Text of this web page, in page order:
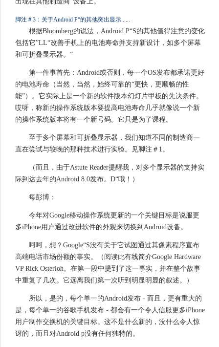
脚注＃3：关于Android P“的其他突出显示......
根据Bloomberg的说法，Android P“S的其他值得注意的变化
包括它”LL“改善手机上的电池寿命并支持新设计，如多个屏幕
和可折叠显示器。”
第一件事首先：Android或否则，每一个OS发布都承诺更好
的电池寿命（当然，当然，始终可靠的“更快，更顺畅的性
能”）。它实际上是一个新的软件版本幻灯片甲板的先决条件。
哎呀，称新的操作系统版本要提高电池寿命几乎就像说一个新
的操作系统版本将有一个新号码。它只是为了课程。
至于多个屏幕和可折叠显示器，我们知道不同的制造商一
直在尝试与较晚的那种技术进行实验。见脚注＃1。
（而且，由于Astute Reader提醒我，对多个显示器的支持实
际到达去年的Android 8.0发布。D“哦！）
每彭博：
今年对Google移动操作系统更新的一个关键目标是说服更
多iPhone用户通过改进软件的外观来切换到Android设备。
呵呵，想？Google“S没有关于它试图通过其像素程序宣布
高端电话市场份额的事实。（阅读此有线简介Google Hardware
VP Rick Osterloh。在第一段中提到了这一事实，并在整个故事
中重复了几次。它远离我们第一次听到明显明显的叙述。）
所以，是的，每个单一的Android发布 - 而且，更有重大的
是，每个单一的谷歌手机发布 - 都会有一个令人信服更多iPhone
用户制作交换机的关键目标。这不是什么新的，没什么令人惊
讶的，而且对Android p没有任何独特的。